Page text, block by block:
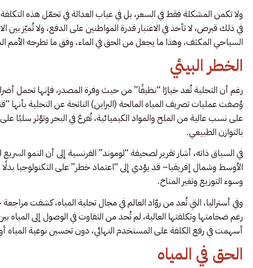
ولا تكمن المشكلة فقط في السعر، بل في غياب العدالة في تحمّل هذه
في ذلك قبرص، لا تأخذ في الاعتبار قدرة المواطنين على الدفع، ولا تُميّز بين
السياحي المكثف، وهذا ما يجعل من الحق في الماء، وفق ما تطرحه الأمم
الخطر البيئي
رغم أن التحلية تُعد خيارًا “نظيفًا” من حيث وفرة المصدر، فإنها تحمل أضرارًا
وُصفت عمليات تصريف المياه المالحة (البراين) الناتجة عن التحلية بأنها
على نسب عالية من الملح والمواد الكيميائية، تُفرغ في البحر وتؤثر سلبًا
بالتوازن الطبيعي.
في السياق ذاته، أشار تقرير لصحيفة “لوموند” الفرنسية إلى أن النمو
الأوسط وشمال إفريقيا– قد يؤدي إلى “اعتماد خطر” على التكنولوجيا بدلًا
وسوء التوزيع وتغير المناخ.
وفي أستراليا، التي تُعد من روّاد العالم في مجال تحلية المياه، كشفت
رغم ضخامتها وتكلفتها العالية، لم تُحد من التفاوت في الوصول إلى المياه
أسهمت في رفع الكلفة على المستخدم النهائي، دون تحسين نوعية المياه
الحق في المياه